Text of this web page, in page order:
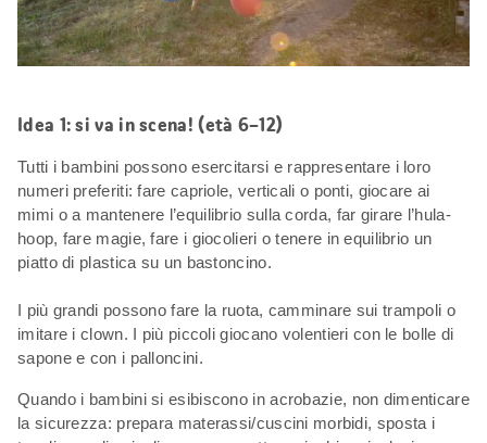
Idea 1: si va in scena! (età 6–12)
Tutti i bambini possono esercitarsi e rappresentare i loro
numeri preferiti: fare capriole, verticali o ponti, giocare ai
mimi o a mantenere l’equilibrio sulla corda, far girare l’hula-
hoop, fare magie, fare i giocolieri o tenere in equilibrio un
piatto di plastica su un bastoncino.
I più grandi possono fare la ruota, camminare sui trampoli o
imitare i clown. I più piccoli giocano volentieri con le bolle di
sapone e con i palloncini.
Quando i bambini si esibiscono in acrobazie, non dimenticare
la sicurezza: prepara materassi/cuscini morbidi, sposta i